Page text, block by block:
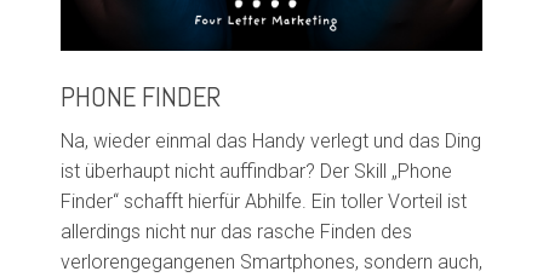
PHONE FINDER
Na, wieder einmal das Handy verlegt und das Ding
ist überhaupt nicht auffindbar? Der Skill „Phone
Finder“ schafft hierfür Abhilfe. Ein toller Vorteil ist
allerdings nicht nur das rasche Finden des
verlorengegangenen Smartphones, sondern auch,